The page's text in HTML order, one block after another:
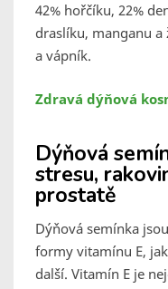
42% hořčíku, 22%
draslíku, manganu a
a vápník.
Zdravá dýňová
Dýňová
stresu,
prostatě
Dýňová semínka
formy vitamínu E,
další. Vitamín E je